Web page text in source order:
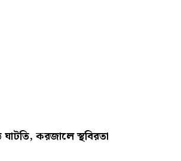
ঘাটতি, করজালে স্থবিরতা